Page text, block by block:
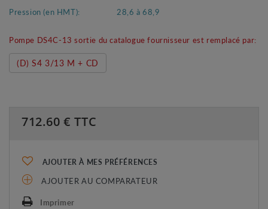
Pression (en HMT):
28,6 à 68,9
Pompe DS4C-13 sortie du catalogue fournisseur est remplacé par:
(D) S4 3/13 M + CD
712.60 € TTC
AJOUTER À MES PRÉFÉRENCES
AJOUTER AU COMPARATEUR
Imprimer